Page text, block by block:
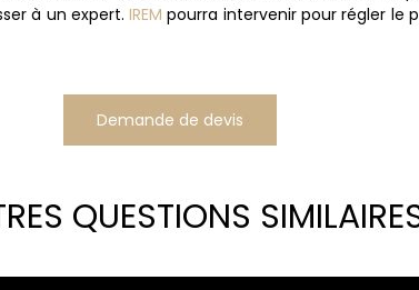
à un expert.IREM pourra intervenir pour régler le
Demande de devis
QUESTIONS